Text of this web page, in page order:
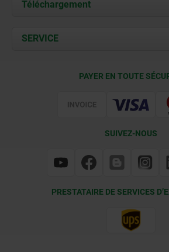
Contact
Téléchargement
Documents
SERVICE
PAYER EN TOUTE
SUIVEZ-NOUS
PRESTATAIRE DE SERVICES